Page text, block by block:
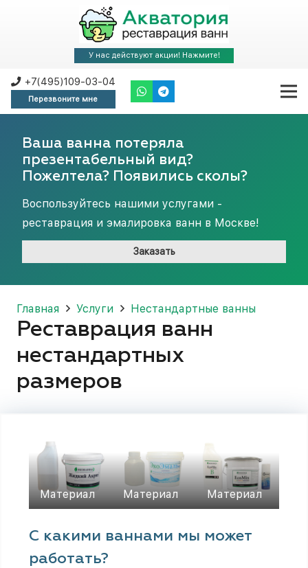
У нас действуют акции! Нажмите!
+7(495)109-03-04
Перезвоните мне
Ваша ванна потеряла
презентабельный вид?
Пожелтела? Появились сколы?
Воспользуйтесь нашими услугами -
реставрация и эмалировка ванн в Москве!
Заказать
Главная Услуги Нестандартные ванны
Реставрация ванн
нестандартных
размеров
Материал Материал Материал
С какими ваннами мы может
работать?